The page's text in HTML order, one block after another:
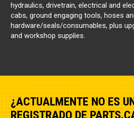
hydraulics, drivetrain, electrical and
cabs, ground engaging tools, hoses
hardware/seals/consumables, plus
and workshop supplies.
¿ACTUALMENTE NO ES
REGISTRADO DE